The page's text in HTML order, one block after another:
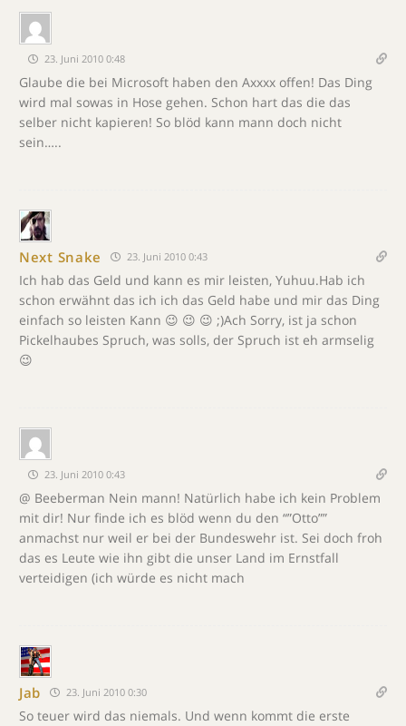
23. Juni 2010 0:48
Glaube die bei Microsoft haben den Axxxx offen! Das Ding
wird mal sowas in Hose gehen. Schon hart das die das
selber nicht kapieren! So blöd kann mann doch nicht
sein…..
Next Snake 23. Juni 2010 0:43
Ich hab das Geld und kann es mir leisten, Yuhuu.Hab ich
schon erwähnt das ich ich das Geld habe und mir das Ding
einfach so leisten Kann 😉 😉 😉 ;)Ach Sorry, ist ja schon
Pickelhaubes Spruch, was solls, der Spruch ist eh armselig
😉
23. Juni 2010 0:43
@ Beeberman Nein mann! Natürlich habe ich kein Problem
mit dir! Nur finde ich es blöd wenn du den “”Otto””
anmachst nur weil er bei der Bundeswehr ist. Sei doch froh
das es Leute wie ihn gibt die unser Land im Ernstfall
verteidigen (ich würde es nicht mach
Jab 23. Juni 2010 0:30
So teuer wird das niemals. Und wenn kommt die erste